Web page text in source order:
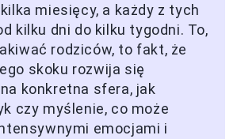
miesięcy, a każdy z tych
kilku dni do kilku tygodni. To,
rodziców, to fakt, że
skoku rozwija się
konkretna sfera, jak
czy myślenie, co może
emocjami i